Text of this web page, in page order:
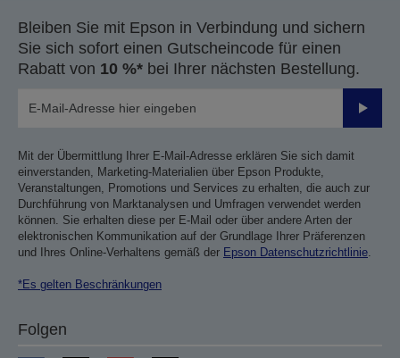
Bleiben Sie mit Epson in Verbindung und sichern
Sie sich sofort einen Gutscheincode für einen
Rabatt von 10 %* bei Ihrer nächsten Bestellung.
Mit der Übermittlung Ihrer E-Mail-Adresse erklären Sie sich damit
einverstanden, Marketing-Materialien über Epson Produkte,
Veranstaltungen, Promotions und Services zu erhalten, die auch zur
Durchführung von Marktanalysen und Umfragen verwendet werden
können. Sie erhalten diese per E-Mail oder über andere Arten der
elektronischen Kommunikation auf der Grundlage Ihrer Präferenzen
und Ihres Online-Verhaltens gemäß der Epson Datenschutzrichtlinie.
*Es gelten Beschränkungen
Folgen